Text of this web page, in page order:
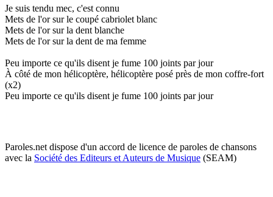
Je suis tendu mec, c'est connu
Mets de l'or sur le coupé cabriolet blanc
Mets de l'or sur la dent blanche
Mets de l'or sur la dent de ma femme
Peu importe ce qu'ils disent je fume 100 joints par jour
À côté de mon hélicoptère, hélicoptère posé près de mon coffre-fort
(x2)
Peu importe ce qu'ils disent je fume 100 joints par jour
Paroles.net dispose d'un accord de licence de paroles de chansons
avec la Société des Editeurs et Auteurs de Musique (SEAM)